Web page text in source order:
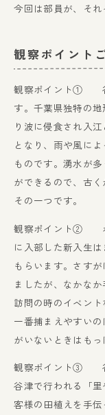
今回は部員が、それ
観察ポイント
観察ポイント① 谷
す。千葉県独特の
り波に侵食され入
となり、雨や風に
ものです。湧水が
ができるので、古
その一つです。
観察ポイント② ホ
に入部した新入生
もらいます。さす
ましたが、なかな
訪問の時のイベン
一番捕まえやすい
がいないときはもっ
観察ポイント③ 谷
谷津で行われる「
客様の田植えを手